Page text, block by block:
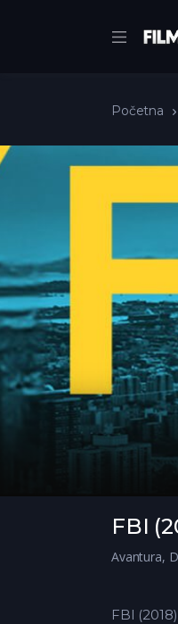
Početna
FBI
Avantura,
FBI